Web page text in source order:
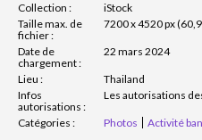
Collection :
iStock
Taille max. de
fichier :
7200 x 4520 px
Date de
chargement :
22 mars 2024
Lieu :
Thailand
Infos
autorisations :
Les autorisations
Catégories : Photos Activité